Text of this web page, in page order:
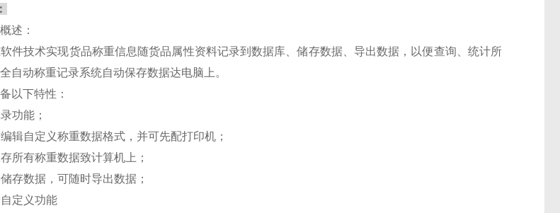
述：
件技术实现货品称重信息随货品属性资料记录到数据库、储存数据、导出数据，以便查询、统计所
自动称重记录系统自动保存数据达电脑上。
以下特性：
功能；
辑自定义称重数据格式，并可先配打印机；
所有称重数据致计算机上；
存数据，可随时导出数据；
定义功能